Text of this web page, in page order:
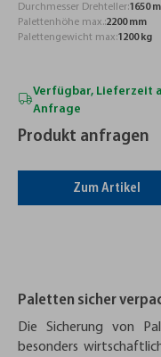
Durchmesser Drehteller:1650
Palettenhöhe max.:2200 mm
Palettengewicht max:1200 kg
Verfügbar, Lieferzeit
Anfrage
Produkt anfragen
Zum Artikel
Paletten sicher
Die Sicherung von
besonders